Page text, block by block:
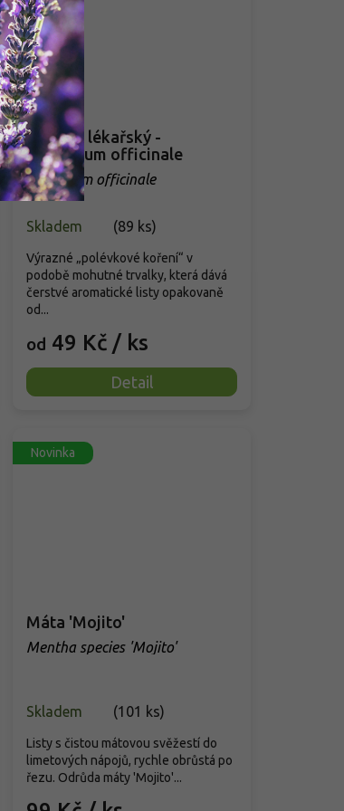
Libeček lékařský -
Levisticum officinale
Levisticum officinale
Skladem (89 ks)
od 49 Kč / ks
Detail
Výrazné „polévkové koření“ v
podobě mohutné trvalky, která dává
čerstvé aromatické listy opakovaně
od...
Novinka
Máta 'Mojito'
Mentha species 'Mojito'
Skladem (101 ks)
Listy s čistou mátovou svěžestí do
limetových nápojů, rychle obrůstá po
řezu. Odrůda máty 'Mojito'...